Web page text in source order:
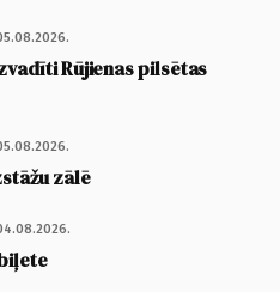
Rūjienas pilsētas
zālē